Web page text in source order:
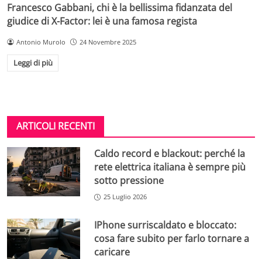
Francesco Gabbani, chi è la bellissima fidanzata del
giudice di X-Factor: lei è una famosa regista
Antonio Murolo 24 Novembre 2025
Leggi di più
ARTICOLI RECENTI
Caldo record e blackout: perché la
rete elettrica italiana è sempre più
sotto pressione
25 Luglio 2026
IPhone surriscaldato e bloccato:
cosa fare subito per farlo tornare a
caricare